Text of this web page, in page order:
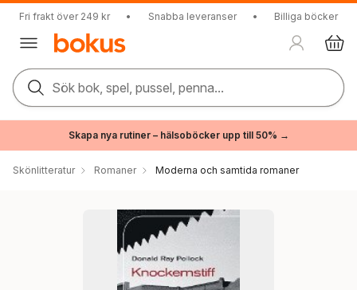
Fri frakt över 249 kr • Snabba leveranser • Billiga böcker
Sök bok, spel, pussel, penna...
Skapa nya rutiner – hälsoböcker upp till 50% →
Skönlitteratur Romaner Moderna och samtida romaner